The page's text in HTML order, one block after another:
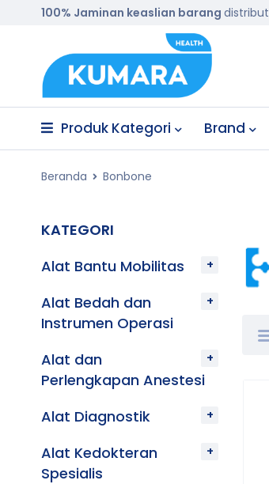
100% Jaminan keaslian barang
Produk Kategori Brand
Beranda Bonbone
KATEGORI
Alat Bantu Mobilitas
Alat Bedah dan
Instrumen Operasi
Alat dan
Perlengkapan Anestesi
Alat Diagnostik
Alat Kedokteran
Spesialis